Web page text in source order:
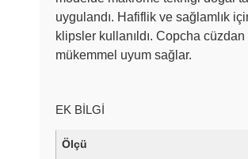
uygulandı. Hafiflik ve sağlamlık
klipsler kullanıldı. Copcha
mükemmel uyum sağlar.
EK BILGI
Ölçü